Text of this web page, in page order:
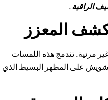
الراقية.
المعزز
مرئية. تندمج هذه اللمسات
على المظهر البسيط الذي